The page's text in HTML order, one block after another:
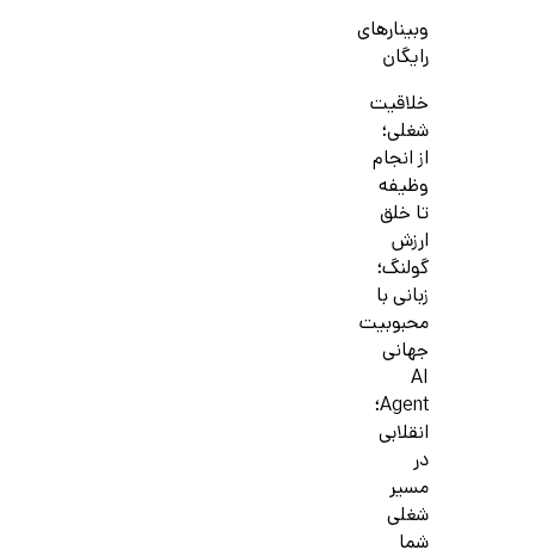
وبینارهای
رایگان
خلاقیت
شغلی؛
از انجام
وظیفه
تا خلق
ارزش
گولنگ؛
زبانی با
محبوبیت
جهانی
AI
Agent؛
انقلابی
در
مسیر
شغلی